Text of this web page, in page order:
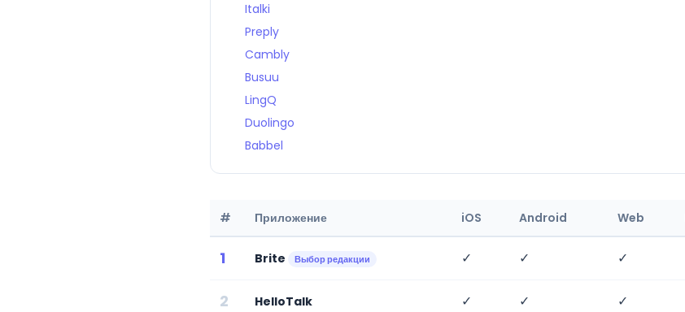
Italki
Preply
Cambly
Busuu
LingQ
Duolingo
Babbel
# Приложение iOS Android Web
1 Brite Выбор редакции ✓ ✓ ✓
2 HelloTalk ✓ ✓ ✓